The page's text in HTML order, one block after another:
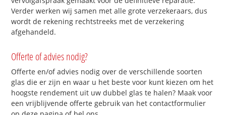
Verder werken wij samen met alle grote verzekeraars, dus
wordt de rekening rechtstreeks met de verzekering
afgehandeld.
Offerte of advies nodig?
Offerte en/of advies nodig over de verschillende soorten
glas die er zijn en waar u het beste voor kunt kiezen om het
hoogste rendement uit uw dubbel glas te halen? Maak voor
een vrijblijvende offerte gebruik van het contactformulier